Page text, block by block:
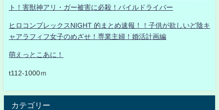
ト！害獣神アリ・ガー被害に必殺！パイルドライバー
ヒロコンプレックスNIGHT 的まとめ速報！！子供が欲しいど陰キ
ャアラフィフ女子のめざせ！専業主婦！婚活計画編
萌えっとこあに！
t112-1000ｍ
カテゴリー